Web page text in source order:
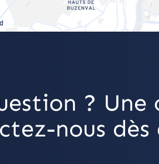
?
nous dès